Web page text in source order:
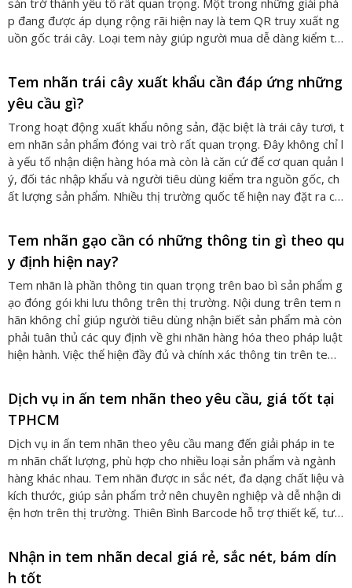
p đang được áp dụng rộng rãi hiện nay là tem QR truy xuất ng
uồn gốc trái cây. Loại tem này giúp người mua dễ dàng kiểm tr
ện thoại. Vậy tem QR truy xuất nguồn gốc trái cây hoạt động n
hư thế nào và vì sao công nghệ này ngày càng phổ biến trong n
gành nông nghiệp?
Tem nhãn trái cây xuất khẩu cần đáp ứng những
yêu cầu gì?
Trong hoạt động xuất khẩu nông sản, đặc biệt là trái cây tươi, t
em nhãn sản phẩm đóng vai trò rất quan trọng. Đây không chỉ l
à yếu tố nhận diện hàng hóa mà còn là căn cứ để cơ quan quản l
ý, đối tác nhập khẩu và người tiêu dùng kiểm tra nguồn gốc, ch
ất lượng sản phẩm. Nhiều thị trường quốc tế hiện nay đặt ra cá
tính minh bạch và an toàn thực phẩm. Vì vậy, việc thiết kế và in
tem nhãn đúng quy chuẩn là điều cần thiết đối với các doanh ng
hiệp xuất khẩu nông sản.
Tem nhãn gạo cần có những thông tin gì theo qu
y định hiện nay?
Tem nhãn là phần thông tin quan trọng trên bao bì sản phẩm g
ạo đóng gói khi lưu thông trên thị trường. Nội dung trên tem n
hãn không chỉ giúp người tiêu dùng nhận biết sản phẩm mà còn
phải tuân thủ các quy định về ghi nhãn hàng hóa theo pháp luật
hiện hành. Việc thể hiện đầy đủ và chính xác thông tin trên tem
g. Vì vậy, việc hiểu rõ tem nhãn gạo cần có những thông tin gì t
heo quy định hiện nay là điều cần thiết đối với các đơn vị sản xu
ất và đóng gói gạo.
Dịch vụ in ấn tem nhãn theo yêu cầu, giá tốt tại
TPHCM
Dịch vụ in ấn tem nhãn theo yêu cầu mang đến giải pháp in te
m nhãn chất lượng, phù hợp cho nhiều loại sản phẩm và ngành
hàng khác nhau. Tem nhãn được in sắc nét, đa dạng chất liệu và
kích thước, giúp sản phẩm trở nên chuyên nghiệp và dễ nhận di
ện hơn trên thị trường. Thiên Bình Barcode hỗ trợ thiết kế, tư v
Nhận in tem nhãn decal giá rẻ, sắc nét, bám dín
h tốt